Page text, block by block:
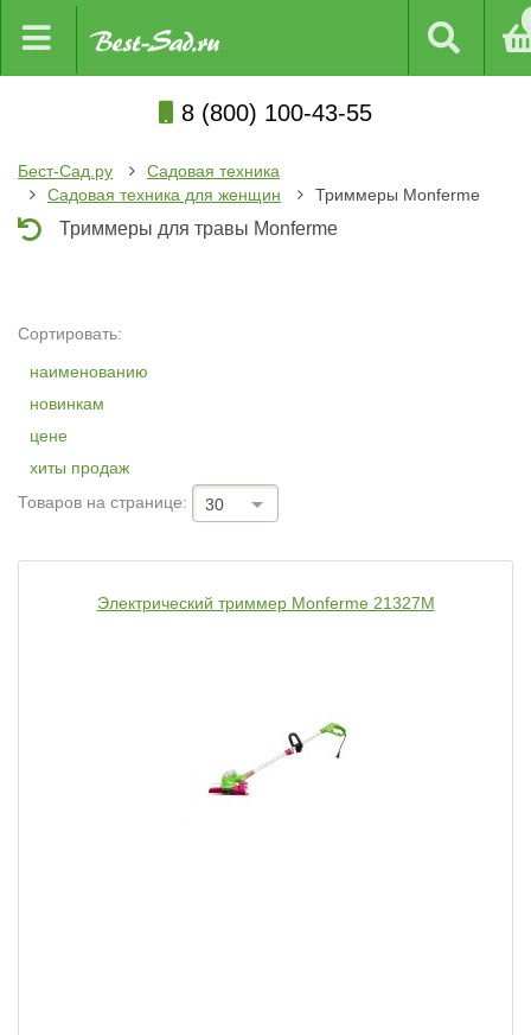
8 (800) 100-43-55
Бест-Сад.ру
Садовая техника
Садовая техника для женщин
Триммеры Monferme
Триммеры для травы Monferme
Сортировать:
наименованию
новинкам
цене
хиты продаж
Товаров на странице:
30
Электрический триммер Monferme 21327M